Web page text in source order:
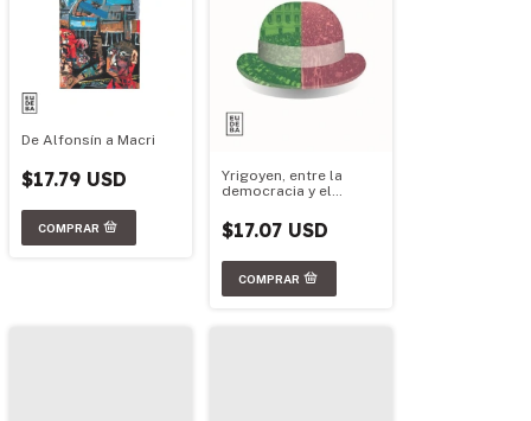
De Alfonsín a Macri
$17.79 USD
Yrigoyen, entre la
democracia y el
$17.07 USD